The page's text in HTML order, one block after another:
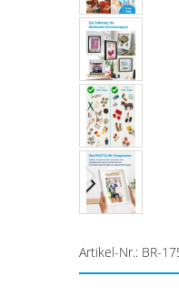
Artikel-Nr.: BR-